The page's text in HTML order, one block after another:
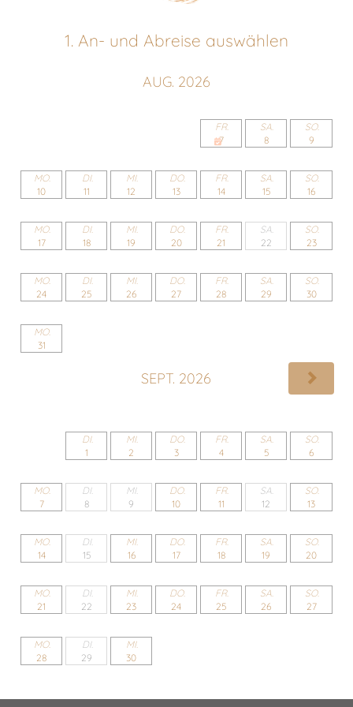
1. An- und Abreise auswählen
AUG. 2026
FR.
7
SA.
8
SO.
9
MO.
10
DI.
11
MI.
12
DO.
13
FR.
14
SA.
15
SO.
16
MO.
17
DI.
18
MI.
19
DO.
20
FR.
21
SA.
22
SO.
23
MO.
24
DI.
25
MI.
26
DO.
27
FR.
28
SA.
29
SO.
30
MO.
31
SEPT. 2026
DI.
1
MI.
2
DO.
3
FR.
4
SA.
5
SO.
6
MO.
7
DI.
8
MI.
9
DO.
10
FR.
11
SA.
12
SO.
13
MO.
14
DI.
15
MI.
16
DO.
17
FR.
18
SA.
19
SO.
20
MO.
21
DI.
22
MI.
23
DO.
24
FR.
25
SA.
26
SO.
27
MO.
28
DI.
29
MI.
30